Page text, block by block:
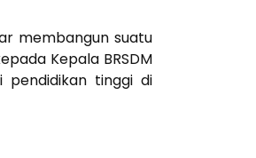
membangun suatu
Kepala BRSDM
pendidikan tinggi di